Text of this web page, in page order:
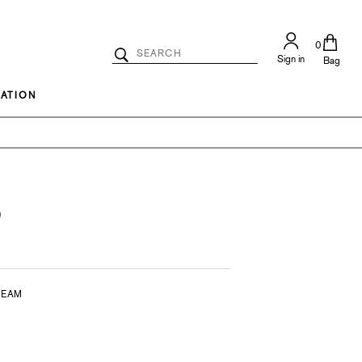
Bag
0
Sign in
Search
Catalog